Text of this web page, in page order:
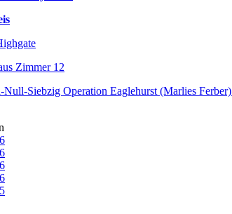
Zimmer 12
Siebzig Operation Eaglehurst (Marlies Ferber)